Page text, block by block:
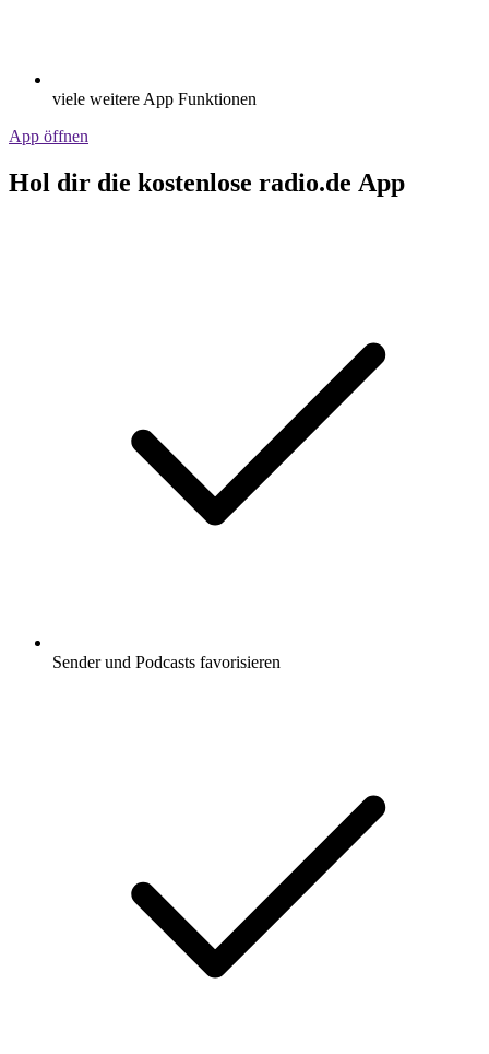
viele weitere App Funktionen
App öffnen
Hol dir die kostenlose radio.de App
Sender und Podcasts favorisieren